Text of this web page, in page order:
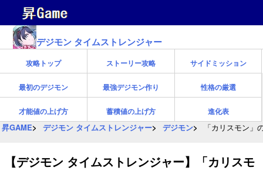
デジモン タイムストレンジャー
攻略トップ ストーリー攻略 サイドミッション
最初のデジモン 最強デジモン作り 性格の厳選
才能値の上げ方 蓄積値の上げ方 進化表
昇GAME デジモン タイムストレンジャー デジモン 「カリスモン」
【デジモン タイムストレンジャー】「カリスモ